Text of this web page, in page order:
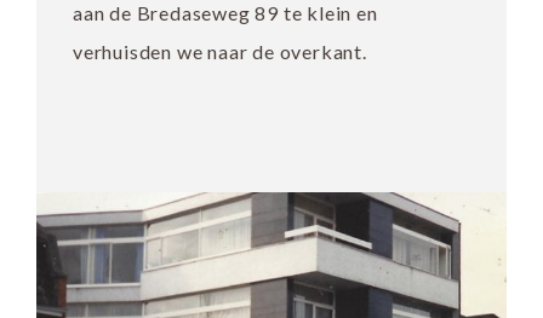
aan de Bredaseweg 89 te klein en
verhuisden we naar de overkant.